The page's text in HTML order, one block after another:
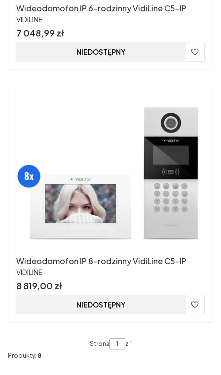
Wideodomofon IP 6-rodzinny VidiLine C5-IP
PRODUCENT
VIDILINE
Cena
7 048,99 zł
NIEDOSTĘPNY
Wideodomofon IP 8-rodzinny VidiLine C5-IP
PRODUCENT
VIDILINE
Cena
8 819,00 zł
NIEDOSTĘPNY
Strona
z 1
Produkty: 8